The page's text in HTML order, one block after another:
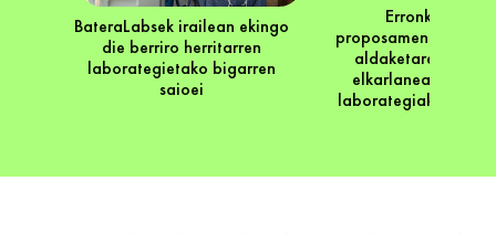
BateraLabsek irailean ekingo
die berriro herritarren
laborategietako bigarren
saioei
Erronketatik
proposamenetara:
aldaketaren
elkarlanean
laborategiak abiatu